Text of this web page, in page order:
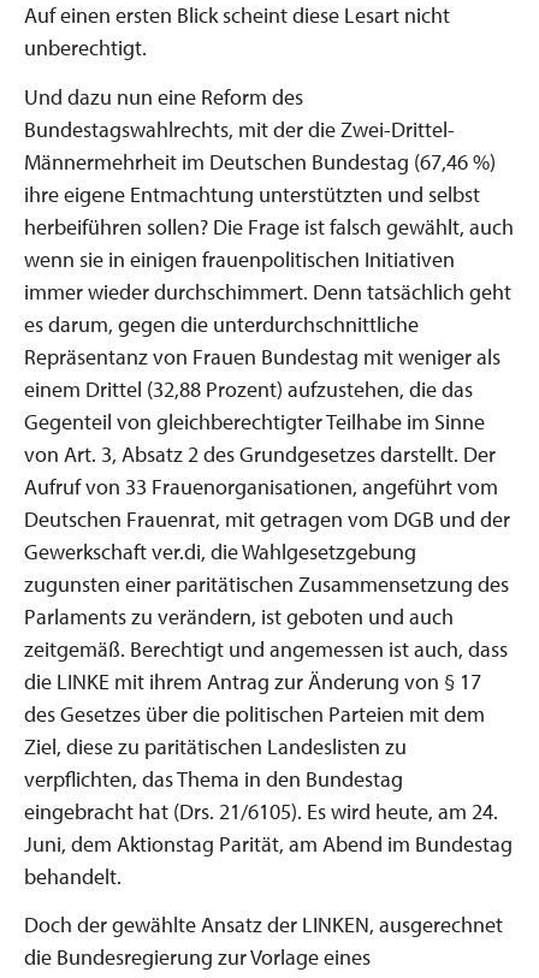
Auf einen ersten Blick scheint diese Lesart nicht
unberechtigt.
Und dazu nun eine Reform des
Bundestagswahlrechts, mit der die Zwei-Drittel-
Männermehrheit im Deutschen Bundestag (67,46 %)
ihre eigene Entmachtung unterstützten und selbst
herbeiführen sollen? Die Frage ist falsch gewählt, auch
wenn sie in einigen frauenpolitischen Initiativen
immer wieder durchschimmert. Denn tatsächlich geht
es darum, gegen die unterdurchschnittliche
Repräsentanz von Frauen Bundestag mit weniger als
einem Drittel (32,88 Prozent) aufzustehen, die das
Gegenteil von gleichberechtigter Teilhabe im Sinne
von Art. 3, Absatz 2 des Grundgesetzes darstellt. Der
Aufruf von 33 Frauenorganisationen, angeführt vom
Deutschen Frauenrat, mit getragen vom DGB und der
Gewerkschaft ver.di, die Wahlgesetzgebung
zugunsten einer paritätischen Zusammensetzung des
Parlaments zu verändern, ist geboten und auch
zeitgemäß. Berechtigt und angemessen ist auch, dass
die LINKE mit ihrem Antrag zur Änderung von § 17
des Gesetzes über die politischen Parteien mit dem
Ziel, diese zu paritätischen Landeslisten zu
verpflichten, das Thema in den Bundestag
eingebracht hat (Drs. 21/6105). Es wird heute, am 24.
Juni, dem Aktionstag Parität, am Abend im Bundestag
behandelt.
Doch der gewählte Ansatz der LINKEN, ausgerechnet
die Bundesregierung zur Vorlage eines